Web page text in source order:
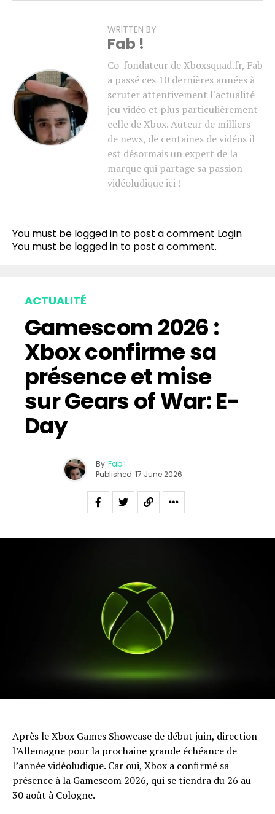
WRITTEN BY
Fab !
Co-fondateur de Xboxsquad.fr, Fab
a passé ces 10 dernières années à
scruter attentivement l'actualité
jeu vidéo et plus particulièrement
celle de Xbox. Auteur de milliers
de news, de centaines de vidéos il
est désormais un expert de la
marque qui partage sa passion
vidéoludique ici !
You must be logged in to post a comment Login
You must be logged in to post a comment.
ACTUALITÉ
Gamescom 2026 :
Xbox confirme sa
présence et mise
sur Gears of War: E-
Day
By Fab !
Published 17 June 2026
Après leXbox Games Showcase de début juin, direction
l’Allemagne pour la prochaine grande échéance de
l’année vidéoludique. Car oui, Xbox a confirmé sa
présence à la Gamescom 2026, qui se tiendra du 26 au
30 août à Cologne.